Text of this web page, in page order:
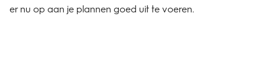
er nu op aan je plannen goed uit te voeren.